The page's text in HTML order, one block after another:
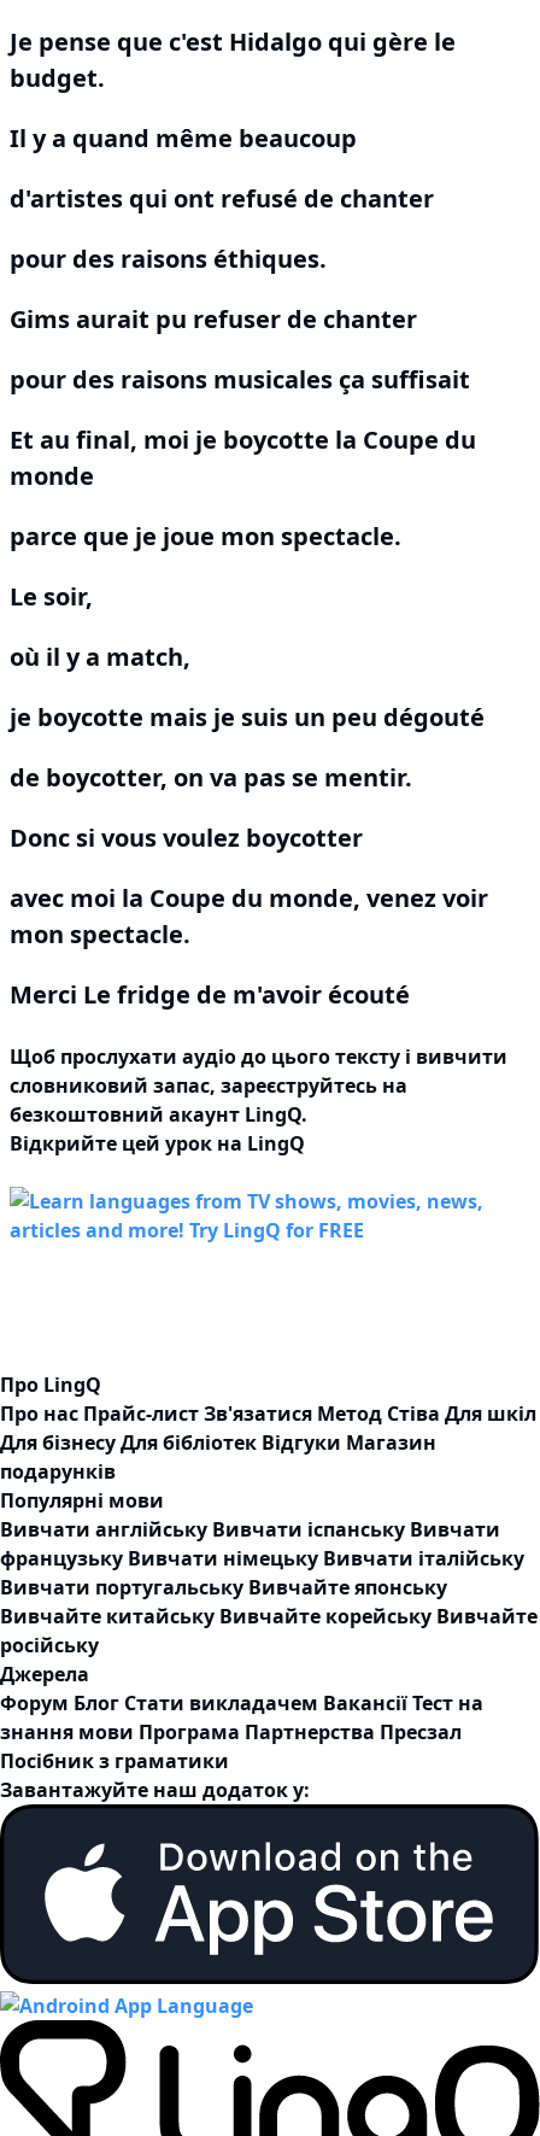
Je pense que c'est Hidalgo qui gère le
budget.
Il y a quand même beaucoup
d'artistes qui ont refusé de chanter
pour des raisons éthiques.
Gims aurait pu refuser de chanter
pour des raisons musicales ça suffisait
Et au final, moi je boycotte la Coupe du
monde
parce que je joue mon spectacle.
Le soir,
où il y a match,
je boycotte mais je suis un peu dégouté
de boycotter, on va pas se mentir.
Donc si vous voulez boycotter
avec moi la Coupe du monde, venez voir
mon spectacle.
Merci Le fridge de m'avoir écouté
Щоб прослухати аудіо до цього тексту і вивчити
словниковий запас, зареєструйтесь на
безкоштовний акаунт LingQ.
Відкрийте цей урок на LingQ
Про LingQ
Про нас Прайс-листЗв'язатися Метод Стіва Для шкіл
Для бізнесуДля бібліотек Відгуки Магазин
подарунків
Популярні мови
Вивчати англійську Вивчати іспанську Вивчати
французьку Вивчати німецьку Вивчати італійську
Вивчати португальську Вивчайте японську
Вивчайте китайську Вивчайте корейську Вивчайте
російську
Джерела
Форум Блог Стати викладачем ВакансіїТест на
знання мови Програма Партнерства Пресзал
Посібник з граматики
Завантажуйте наш додаток у: